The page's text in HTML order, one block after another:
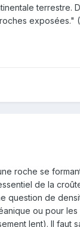
terrestre.
exposées."
roche se
de la
de
ou pour
lent). Il faut